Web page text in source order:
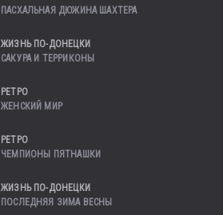
ПАСХАЛЬНАЯ ДЮЖИНА ШАХТЕРА
ЖИЗНЬ ПО-ДОНЕЦКИ
САКУРА И ТЕРРИКОНЫ
РЕТРО
ЖЕНСКИЙ МИР
РЕТРО
ЧЕМПИОНЫ ПЯТНАШКИ
ЖИЗНЬ ПО-ДОНЕЦКИ
ПОСЛЕДНЯЯ ЗИМА ВЕСНЫ